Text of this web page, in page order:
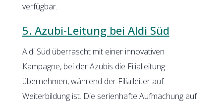
verfügbar.
5. Azubi-Leitung bei Aldi Süd
Aldi Süd überrascht mit einer innovativen
Kampagne, bei der Azubis die Filialleitung
übernehmen, während der Filialleiter auf
Weiterbildung ist. Die serienhafte Aufmachung auf